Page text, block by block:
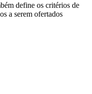
define os critérios de
a serem ofertados